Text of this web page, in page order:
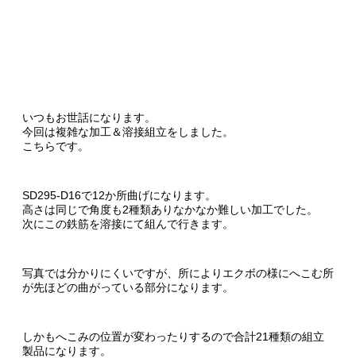
いつもお世話になります。
今回は複雑な加工＆溶接組立をしました。
こちらです。
SD295-D16で12か所曲げになります。
高さは同じで角度も2種類ありなかなか難しい加工でした。
次にこの鉄筋を溶接にて組んで行きます。
写真では分かりにくいですが、所によりエクボの様にへこむ所
が先ほどの曲がっている部分になります。
しかもへこみの位置が変わったりするので合計21種類の組立
製品になります。